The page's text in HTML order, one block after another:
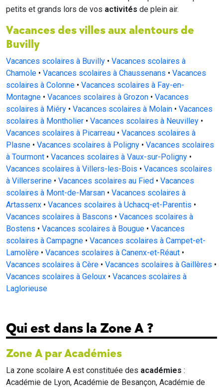
petits et grands lors de vos activités de plein air.
Vacances des villes aux alentours de
Buvilly
Vacances scolaires à Buvilly • Vacances scolaires à
Chamole • Vacances scolaires à Chaussenans • Vacances
scolaires à Colonne • Vacances scolaires à Fay-en-
Montagne • Vacances scolaires à Grozon • Vacances
scolaires à Miéry • Vacances scolaires à Molain • Vacances
scolaires à Montholier • Vacances scolaires à Neuvilley •
Vacances scolaires à Picarreau • Vacances scolaires à
Plasne • Vacances scolaires à Poligny • Vacances scolaires
à Tourmont • Vacances scolaires à Vaux-sur-Poligny •
Vacances scolaires à Villers-les-Bois • Vacances scolaires
à Villerserine • Vacances scolaires au Fied • Vacances
scolaires à Mont-de-Marsan • Vacances scolaires à
Artassenx • Vacances scolaires à Uchacq-et-Parentis •
Vacances scolaires à Bascons • Vacances scolaires à
Bostens • Vacances scolaires à Bougue • Vacances
scolaires à Campagne • Vacances scolaires à Campet-et-
Lamolère • Vacances scolaires à Canenx-et-Réaut •
Vacances scolaires à Cère • Vacances scolaires à Gaillères •
Vacances scolaires à Geloux • Vacances scolaires à
Laglorieuse
Qui est dans la Zone A ?
Zone A par Académies
La zone scolaire A est constituée des académies :
Académie de Lyon, Académie de Besançon, Académie de